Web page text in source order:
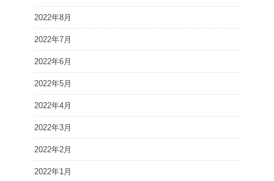
2022年8月
2022年7月
2022年6月
2022年5月
2022年4月
2022年3月
2022年2月
2022年1月